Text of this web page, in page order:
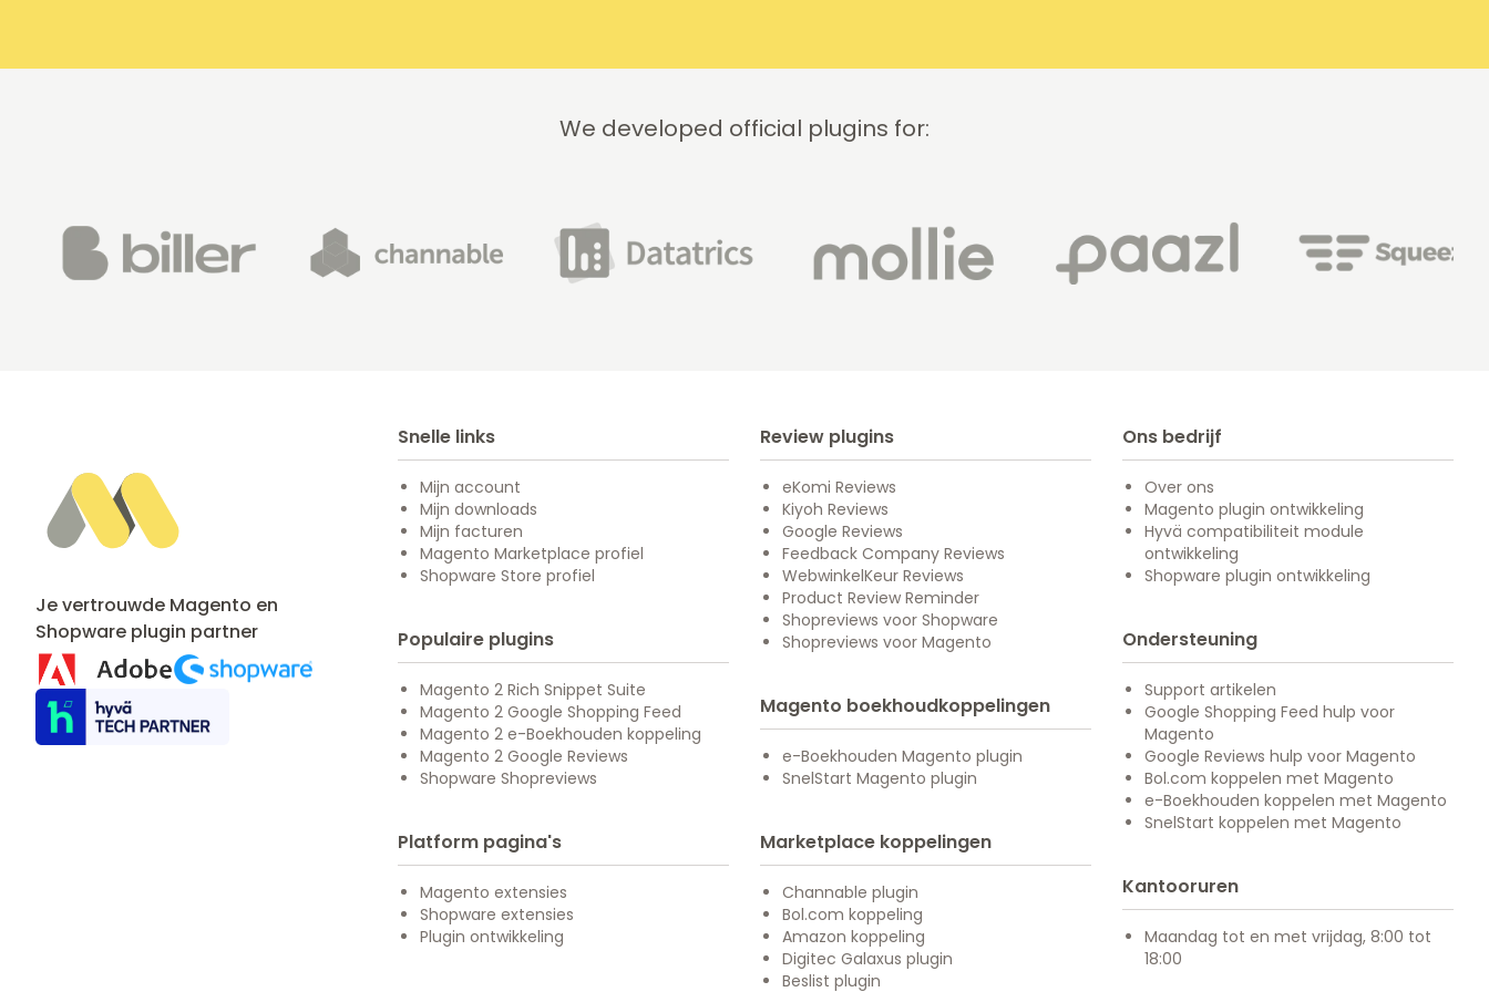
We developed official plugins for:
Je vertrouwde Magento en
Shopware plugin partner
Snelle links
Mijn account
Mijn downloads
Mijn facturen
Magento Marketplace profiel
Shopware Store profiel
Populaire plugins
Magento 2 Rich Snippet Suite
Magento 2 Google Shopping Feed
Magento 2 e-Boekhouden koppeling
Magento 2 Google Reviews
Shopware Shopreviews
Platform pagina's
Magento extensies
Shopware extensies
Plugin ontwikkeling
Review plugins
eKomi Reviews
Kiyoh Reviews
Google Reviews
Feedback Company Reviews
WebwinkelKeur Reviews
Product Review Reminder
Shopreviews voor Shopware
Shopreviews voor Magento
Magento boekhoudkoppelingen
e-Boekhouden Magento plugin
SnelStart Magento plugin
Marketplace koppelingen
Channable plugin
Bol.com koppeling
Amazon koppeling
Digitec Galaxus plugin
Beslist plugin
Ons bedrijf
Over ons
Magento plugin ontwikkeling
Hyvä compatibiliteit module
ontwikkeling
Shopware plugin ontwikkeling
Ondersteuning
Support artikelen
Google Shopping Feed hulp voor
Magento
Google Reviews hulp voor Magento
Bol.com koppelen met Magento
e-Boekhouden koppelen met Magento
SnelStart koppelen met Magento
Kantooruren
Maandag tot en met vrijdag, 8:00 tot
18:00